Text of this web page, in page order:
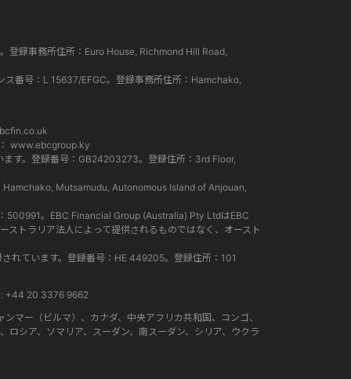
登録事務所住所：Euro House, Richmond Hill Road,
ス番号：L 15637/EFGC。登録事務所住所：Hamchako,
www.ebcgroup.ky
す。登録番号：GB24203273。登録住所：3rd Floor,
Hamchako, Mutsamudu, Autonomous Island of Anjouan,
500991。EBC Financial Group (Australia) Pty LtdはEBC
トラリア法人によって提供されるものではなく、オースト
れています。登録番号：HE 449205。登録住所：101
+44 20 3376 9662
マー（ビルマ）、カナダ、中央アフリカ共和国、コンゴ、
ロシア、ソマリア、スーダン、南スーダン、シリア、ウクラ